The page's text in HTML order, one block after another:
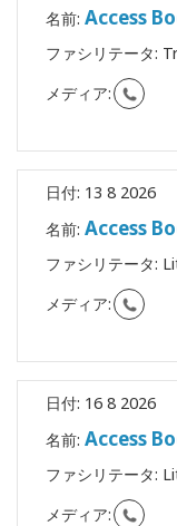
名前: Access
ファシリテータ:
メディア:
日付: 13 8 2026
名前: Access
ファシリテータ:
メディア:
日付: 16 8 2026
名前: Access
ファシリテータ:
メディア: